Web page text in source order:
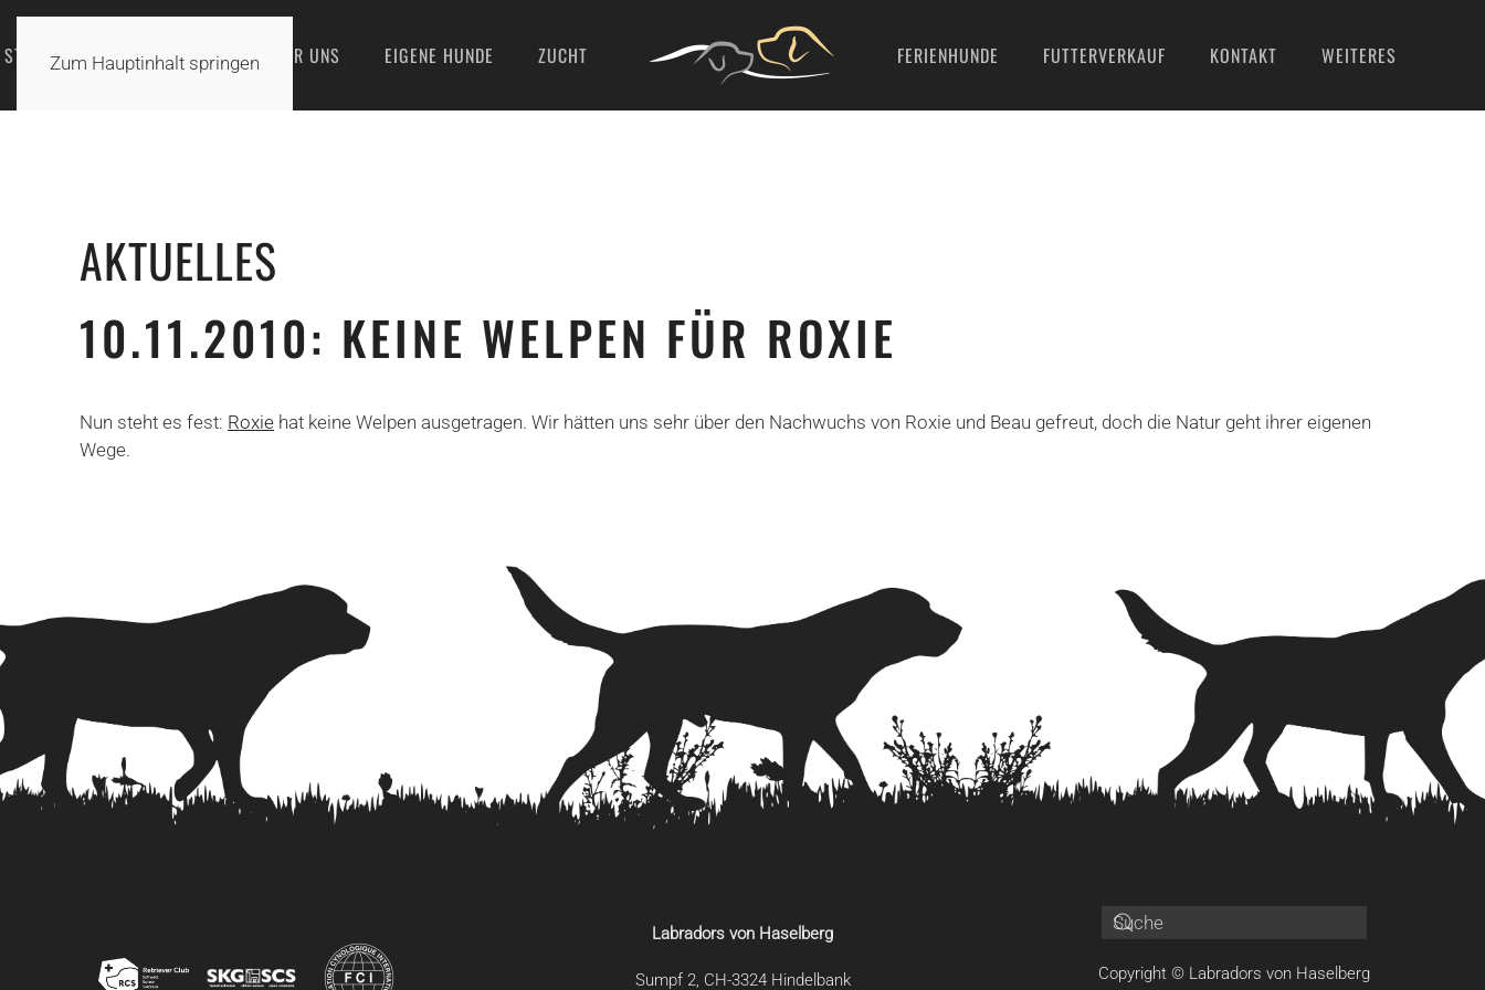
Zum Hauptinhalt springen
STARTSEITE AKTUELLES ÜBER UNS EIGENE HUNDE ZUCHT FERIENHUNDE FUTTERVERKAUF KONTAKT WEITERES
AKTUELLES
10.11.2010: KEINE WELPEN FÜR ROXIE
Nun steht es fest: Roxie hat keine Welpen ausgetragen. Wir hätten uns sehr über den Nachwuchs von Roxie und Beau gefreut, doch die Natur geht ihrer eigenen
Wege.
Labradors von Haselberg
Sumpf 2, CH-3324 Hindelbank
Copyright © Labradors von Haselberg